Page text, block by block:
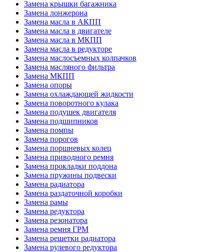
Замена крышки багажника
Замена лонжерона
Замена масла в АКПП
Замена масла в двигателе
Замена масла в МКПП
Замена масла в редукторе
Замена маслосъемных колпачков
Замена масляного фильтра
Замена МКПП
Замена опоры
Замена охлаждающей жидкости
Замена поворотного кулака
Замена подушек двигателя
Замена подшипников
Замена помпы
Замена порогов
Замена поршневых колец
Замена приводного ремня
Замена прокладки поддона
Замена пружины подвески
Замена радиатора
Замена раздаточной коробки
Замена рамы
Замена редуктора
Замена резонатора
Замена ремня ГРМ
Замена решетки радиатора
Замена рулевого редуктора